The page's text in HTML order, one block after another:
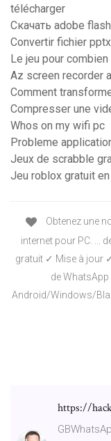
télécharger
Скачать adobe
Convertir fichier
Le jeu pour combien
Az screen recorder
Comment
Compresser une
Whos on my wifi pc
Probleme
Jeux de scrabble
Jeu roblox gratuit
Obtenez une
internet pour PC. ...
gratuit ✓ Mise à jour
de
Android/Windows/
https://